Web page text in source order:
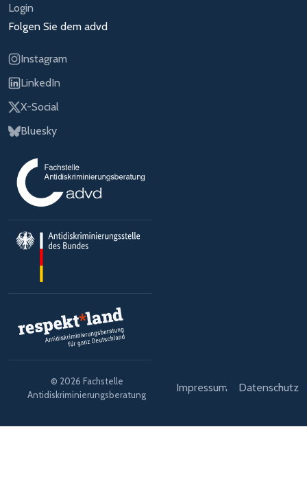
Login
Folgen Sie dem advd
Instagram
LinkedIn
X-Social
Bluesky
© 2026 Fachstelle
Antidiskriminierungsberatung
Impressum Datenschutz